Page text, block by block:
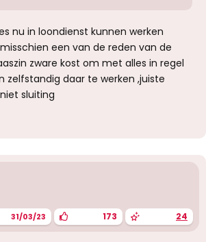
nu in loondienst kunnen werken
een van de reden van de
zware kost om met alles in regel
zelfstandig daar te werken ,juiste
sluiting
31/03/23 173 24